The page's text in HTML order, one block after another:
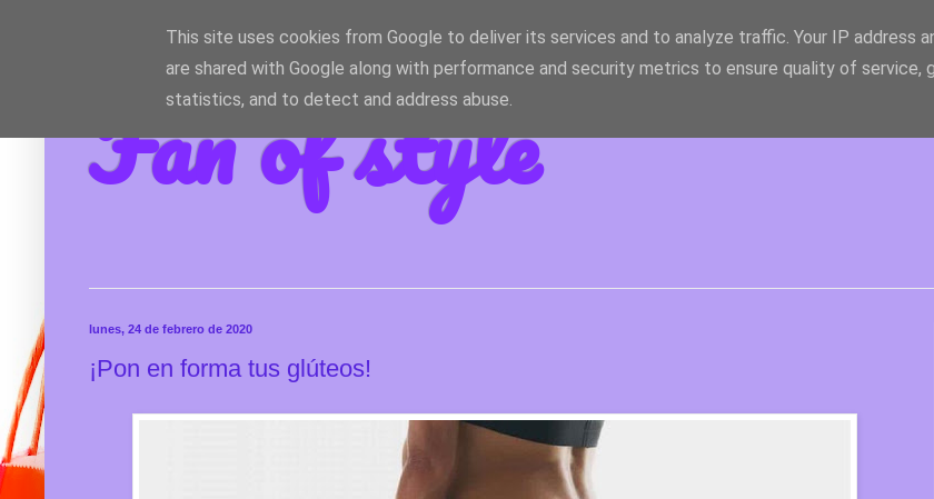
Fan of style
lunes, 24 de febrero de 2020
¡Pon en forma tus glúteos!
This site uses cookies from Google to deliver its services and to analyze traffic. Your IP address
are shared with Google along with performance and security metrics to ensure quality of service,
statistics, and to detect and address abuse.